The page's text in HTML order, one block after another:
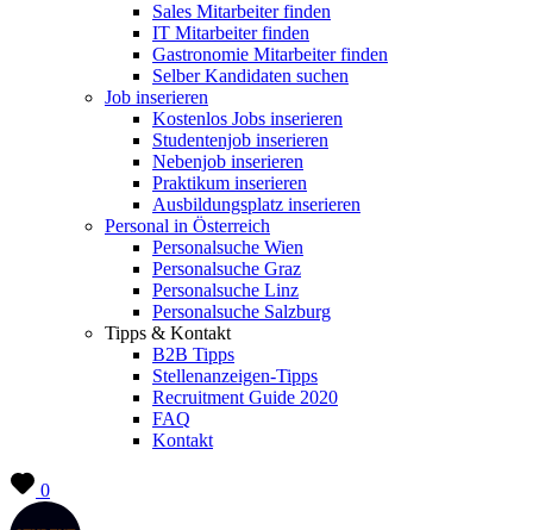
Sales Mitarbeiter finden
IT Mitarbeiter finden
Gastronomie Mitarbeiter finden
Selber Kandidaten suchen
Job inserieren
Kostenlos Jobs inserieren
Studentenjob inserieren
Nebenjob inserieren
Praktikum inserieren
Ausbildungsplatz inserieren
Personal in Österreich
Personalsuche Wien
Personalsuche Graz
Personalsuche Linz
Personalsuche Salzburg
Tipps & Kontakt
B2B Tipps
Stellenanzeigen-Tipps
Recruitment Guide 2020
FAQ
Kontakt
0